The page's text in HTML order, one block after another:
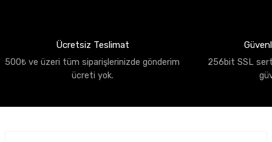
Ücretsiz Teslimat
500₺ ve üzeri tüm siparişlerinizde gönderim
ücreti yok.
256bit SSL